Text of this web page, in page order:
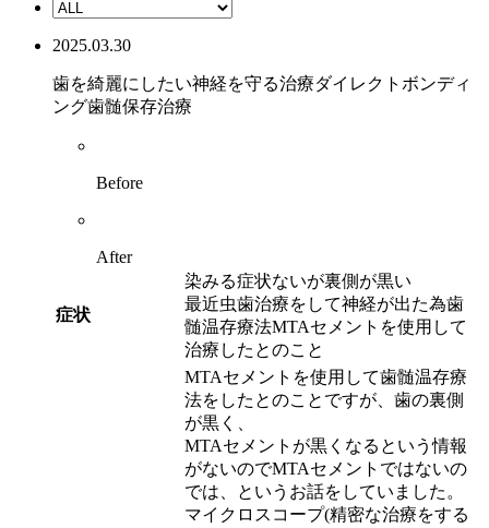
2025.03.30
歯を綺麗にしたい神経を守る治療ダイレクトボンディ
ング歯髄保存治療
Before
After
症状
染みる症状ないが裏側が黒い
最近虫歯治療をして神経が出た為歯
髄温存療法MTAセメントを使用して
治療したとのこと
MTAセメントを使用して歯髄温存療
法をしたとのことですが、歯の裏側
が黒く、
MTAセメントが黒くなるという情報
がないのでMTAセメントではないの
では、というお話をしていました。
マイクロスコープ(精密な治療をする